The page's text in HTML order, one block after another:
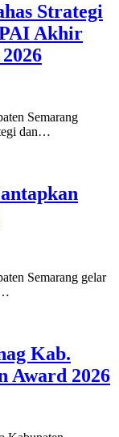
Strategi
Akhir
Semarang
dan…
Semarang gelar
Kab.
Award 2026